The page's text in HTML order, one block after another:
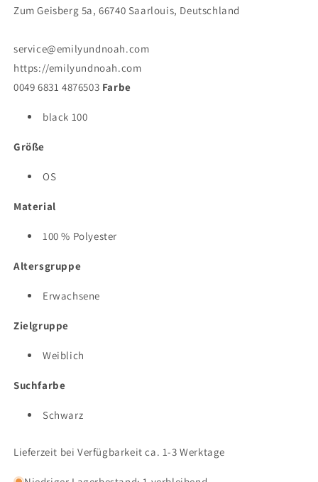
Zum Geisberg 5a, 66740 Saarlouis, Deutschland
service@emilyundnoah.com
https://emilyundnoah.com
0049 6831 4876503 Farbe
black 100
Größe
OS
Material
100 % Polyester
Altersgruppe
Erwachsene
Zielgruppe
Weiblich
Suchfarbe
Schwarz
Lieferzeit bei Verfügbarkeit ca. 1-3 Werktage